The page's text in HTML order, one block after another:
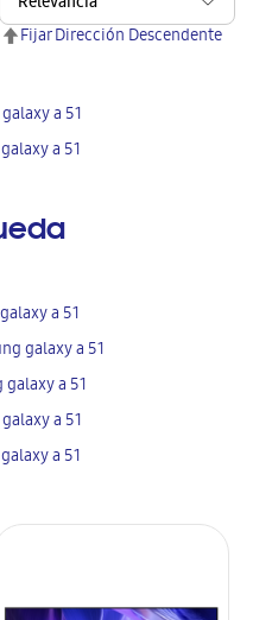
Fijar Dirección Descendente
a 51
a 51
a 51
galaxy a 51
a 51
a 51
a 51